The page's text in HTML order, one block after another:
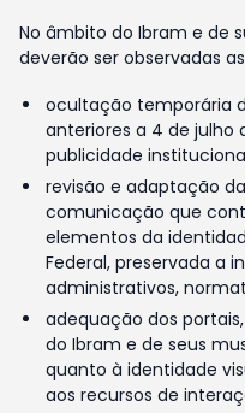
No âmbito do Ibram e de
deverão ser observadas
ocultação temporária
anteriores a 4 de julho
publicidade
revisão e adaptação
comunicação que
elementos da
Federal, preservada a
administrativos,
adequação dos
do Ibram e de seus
quanto à identidade
aos recursos de